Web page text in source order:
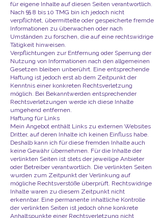
für eigene Inhalte auf diesen Seiten verantwortlich.
Nach §§ 8 bis 10 TMG bin ich jedoch nicht
verpflichtet, übermittelte oder gespeicherte fremde
Informationen zu überwachen oder nach
Umständen zu forschen, die auf eine rechtswidrige
Tätigkeit hinweisen.
Verpflichtungen zur Entfernung oder Sperrung der
Nutzung von Informationen nach den allgemeinen
Gesetzen bleiben unberührt. Eine entsprechende
Haftung ist jedoch erst ab dem Zeitpunkt der
Kenntnis einer konkreten Rechtsverletzung
möglich. Bei Bekanntwerden entsprechender
Rechtsverletzungen werde ich diese Inhalte
umgehend entfernen.
Haftung für Links
Mein Angebot enthält Links zu externen Websites
Dritter, auf deren Inhalte ich keinen Einfluss habe.
Deshalb kann ich für diese fremden Inhalte auch
keine Gewähr übernehmen. Für die Inhalte der
verlinkten Seiten ist stets der jeweilige Anbieter
oder Betreiber verantwortlich. Die verlinkten Seiten
wurden zum Zeitpunkt der Verlinkung auf
mögliche Rechtsverstöße überprüft. Rechtswidrige
Inhalte waren zu diesem Zeitpunkt nicht
erkennbar. Eine permanente inhaltliche Kontrolle
der verlinkten Seiten ist jedoch ohne konkrete
Anhaltspunkte einer Rechtsverletzung nicht